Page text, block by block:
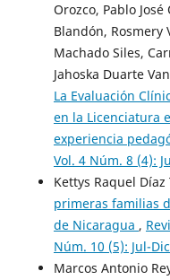
Orozco, Pablo
Blandón, Rosmery
Machado Siles,
Jahoska Duarte
La Evaluación
en la Licenciatura
experiencia
Vol. 4 Núm. 8 (4):
Kettys Raquel
primeras familias
de Nicaragua ,
Núm. 10 (5): Jul-
Marcos Antonio